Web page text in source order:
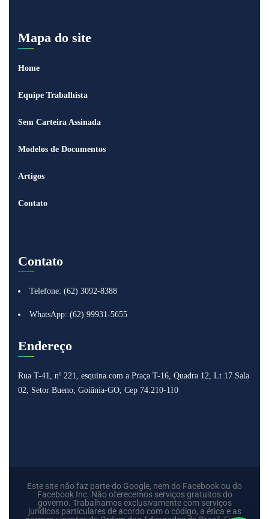
Mapa do site
Home
Equipe Trabalhista
Sem Carteira Assinada
Modelos de Documentos
Artigos
Contato
Contato
Telefone: (62) 3092-8388
WhatsApp: (62) 99931-5655
Endereço
Rua T-41, nº 221, esquina com a Praça T-16, Quadra 12, Lt 17 Sala
02, Setor Bueno, Goiânia-GO, Cep 74.210-110
Este site não faz parte do Google, nem do Facebook ou do
Facebook Inc. Não oferecemos serviços gratuitos do
governo. Trabalhamos exclusivamente com serviços
jurídicos particulares de acordo com o código, a ética e as